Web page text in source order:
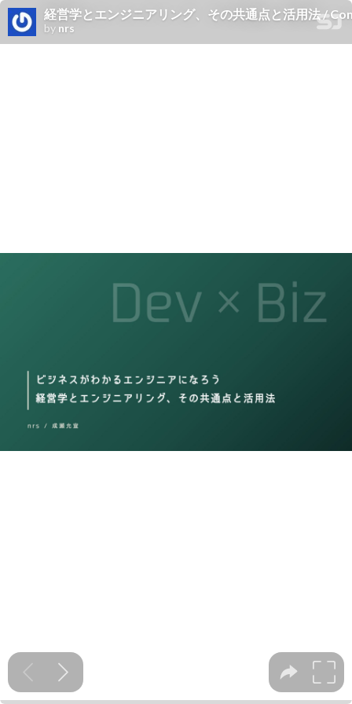
経営学とエンジニアリング、その共通点と活用法 /
by nrs